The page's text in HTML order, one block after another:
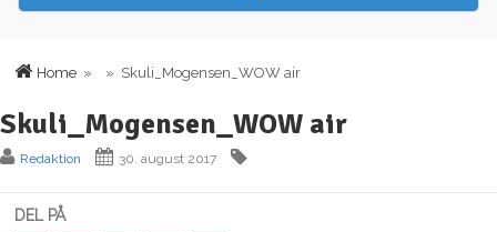
Home » » Skuli_Mogensen_WOW air
Skuli_Mogensen_WOW air
Redaktion 30. august 2017
DEL PÅ